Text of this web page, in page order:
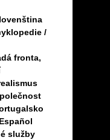
/
fronta,
služby